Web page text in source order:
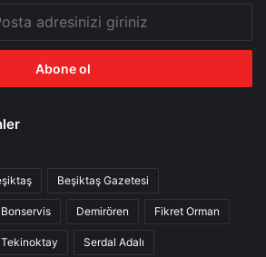
Beşiktaş Gazetesi
Bonservis Demirören Fikret Orman
Serdal Adalı